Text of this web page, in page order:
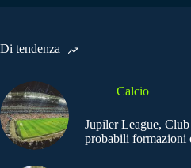
Di tendenza
Calcio
Jupiler League,
probabili formazioni